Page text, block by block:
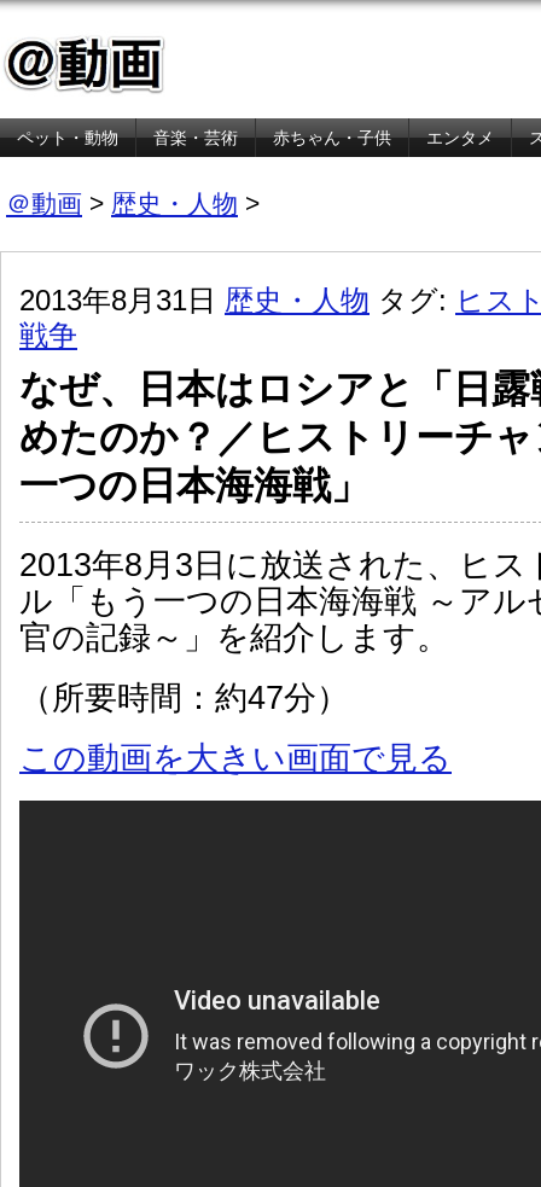
ペット・動物 音楽・芸術 赤ちゃん・子供 エンタメ
＠動画 > 歴史・人物 >
2013年8月31日 歴史・人物 タグ: ヒス
戦争
なぜ、日本はロシアと「日
めたのか？／ヒストリーチ
一つの日本海海戦」
2013年8月3日に放送された、ヒ
ル「もう一つの日本海海戦 ～アル
官の記録～」を紹介します。
（所要時間：約47分）
この動画を大きい画面で見る